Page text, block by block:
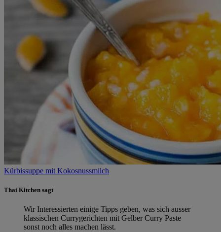
Kürbissuppe mit Kokosnussmilch
Thai Kitchen sagt
Wir Interessierten einige Tipps geben, was sich ausser
klassischen Currygerichten mit Gelber Curry Paste
sonst noch alles machen lässt.